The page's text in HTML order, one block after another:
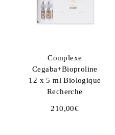
Complexe
Cegaba+Bioproline
12 x 5 ml Biologique
Recherche
210,00€